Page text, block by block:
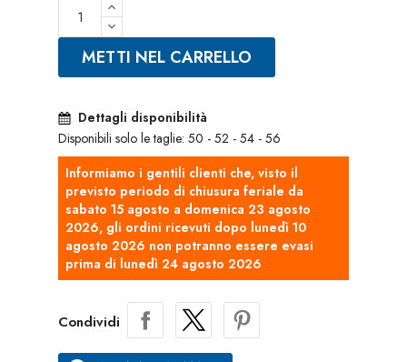
METTI NEL CARRELLO
Dettagli disponibilità
Disponibili solo le taglie: 50 - 52 - 54 - 56
Informiamo i gentili clienti che, visto il
previsto periodo di chiusura feriale da
sabato 15 agosto a domenica 23 agosto
2026, gli ordini ricevuti dopo lunedì 10
agosto 2026 non potranno essere evasi
prima di lunedì 24 agosto 2026
Condividi